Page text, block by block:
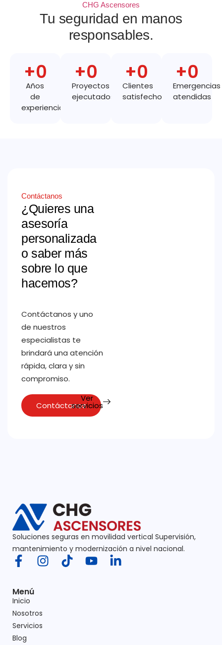
CHG Ascensores
Tu seguridad en manos
responsables.
+0
Años
de
experiencia
+0
Proyectos
ejecutados
+0
Clientes
satisfechos
+0
Emergencias
atendidas
Contáctanos
¿Quieres una
asesoría
personalizada
o saber más
sobre lo que
hacemos?
Contáctanos y uno
de nuestros
especialistas te
brindará una atención
rápida, clara y sin
compromiso.
Contáctanos
Ver
servicios
Soluciones seguras en movilidad vertical Supervisión,
mantenimiento y modernización a nivel nacional.
Menú
Inicio
Nosotros
Servicios
Blog